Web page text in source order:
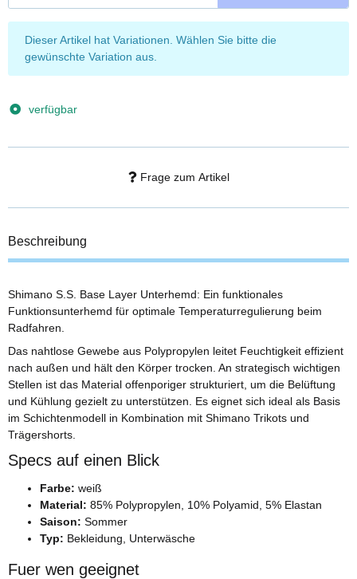
x
Dieser Artikel hat Variationen. Wählen Sie bitte die
gewünschte Variation aus.
verfügbar
Frage zum Artikel
Beschreibung
Shimano S.S. Base Layer Unterhemd: Ein funktionales
Funktionsunterhemd für optimale Temperaturregulierung beim
Radfahren.
Das nahtlose Gewebe aus Polypropylen leitet Feuchtigkeit effizient
nach außen und hält den Körper trocken. An strategisch wichtigen
Stellen ist das Material offenporiger strukturiert, um die Belüftung
und Kühlung gezielt zu unterstützen. Es eignet sich ideal als Basis
im Schichtenmodell in Kombination mit Shimano Trikots und
Trägershorts.
Specs auf einen Blick
Farbe: weiß
Material: 85% Polypropylen, 10% Polyamid, 5% Elastan
Saison: Sommer
Typ: Bekleidung, Unterwäsche
Fuer wen geeignet